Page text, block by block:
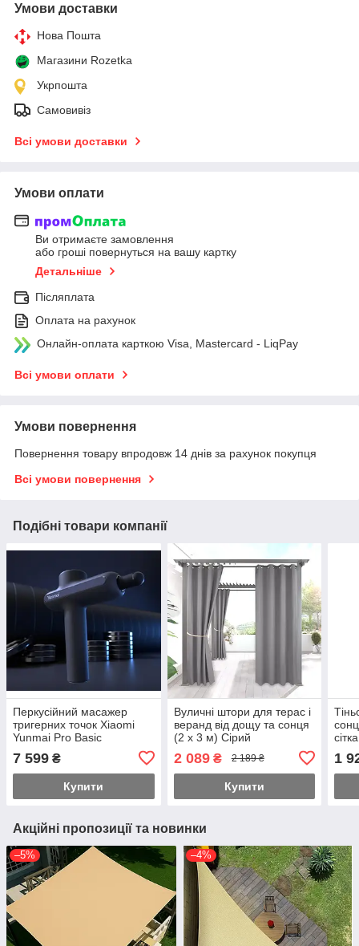
Умови доставки
Нова Пошта
Магазини Rozetka
Укрпошта
Самовивіз
Всі умови доставки
Умови оплати
Ви отримаєте замовлення
або гроші повернуться на вашу картку
Детальніше
Післяплата
Оплата на рахунок
Онлайн-оплата карткою Visa, Mastercard - LiqPay
Всі умови оплати
Умови повернення
Повернення товару впродовж 14 днів за рахунок покупця
Всі умови повернення
Подібні товари компанії
Перкусійний масажер
тригерних точок Xiaomi
Yunmai Pro Basic
насадки) 2600 мАч Сірий
7 599 ₴
Купити
Вуличні штори для терас і
веранд від дощу та сонця
(2 х 3 м) Сірий
2 089₴ 2 189 ₴
Купити
1
Акційні пропозиції та новинки
–5% –4%